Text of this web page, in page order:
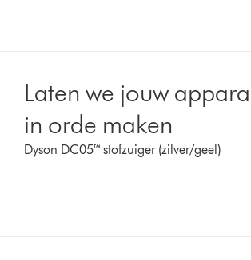
Laten we jouw
in orde maken
Dyson DC05™ stofzuiger (zilver/geel)